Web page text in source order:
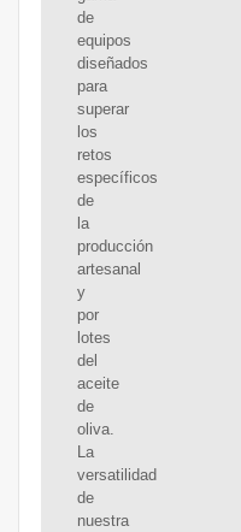
de
equipos
diseñados
para
superar
los
retos
específicos
de
la
producción
artesanal
y
por
lotes
del
aceite
de
oliva.
La
versatilidad
de
nuestra